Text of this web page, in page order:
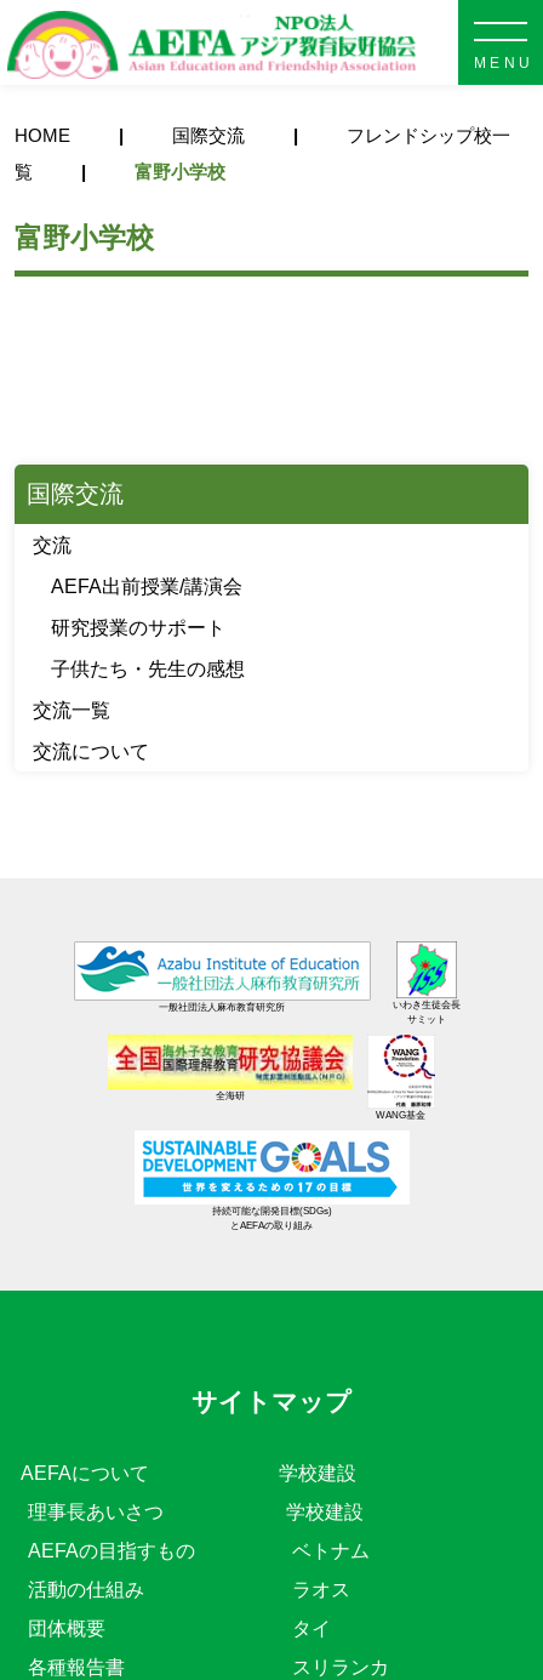
HOME 国際交流
フレンドシップ校一
覧
富野小学校
富野小学校
国際交流
交流
AEFA出前授業/講演会
研究授業のサポート
子供たち・先生の感想
交流一覧
交流について
一般社団法人麻布教育研究所
いわき生徒会長
サミット
全海研
WANG基金
持続可能な開発目標(SDGs)
とAEFAの取り組み
サイトマップ
AEFAについて
理事長あいさつ
AEFAの目指すもの
活動の仕組み
団体概要
各種報告書
学校建設
学校建設
ベトナム
ラオス
タイ
スリランカ